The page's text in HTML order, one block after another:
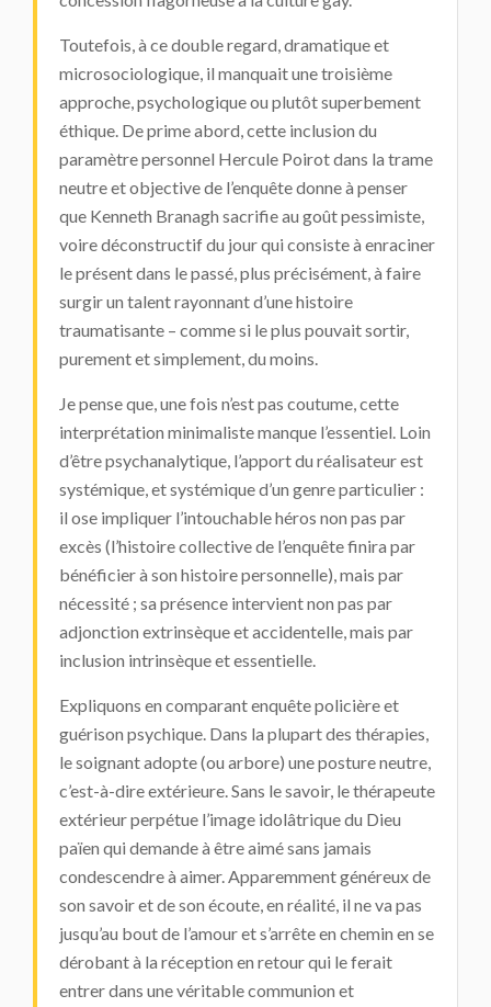
Toutefois, à ce double regard, dramatique et
microsociologique, il manquait une troisième
approche, psychologique ou plutôt superbement
éthique. De prime abord, cette inclusion du
paramètre personnel Hercule Poirot dans la trame
neutre et objective de l’enquête donne à penser
que Kenneth Branagh sacrifie au goût pessimiste,
voire déconstructif du jour qui consiste à enraciner
le présent dans le passé, plus précisément, à faire
surgir un talent rayonnant d’une histoire
traumatisante – comme si le plus pouvait sortir,
purement et simplement, du moins.
Je pense que, une fois n’est pas coutume, cette
interprétation minimaliste manque l’essentiel. Loin
d’être psychanalytique, l’apport du réalisateur est
systémique, et systémique d’un genre particulier :
il ose impliquer l’intouchable héros non pas par
excès (l’histoire collective de l’enquête finira par
bénéficier à son histoire personnelle), mais par
nécessité ; sa présence intervient non pas par
adjonction extrinsèque et accidentelle, mais par
inclusion intrinsèque et essentielle.
Expliquons en comparant enquête policière et
guérison psychique. Dans la plupart des thérapies,
le soignant adopte (ou arbore) une posture neutre,
c’est-à-dire extérieure. Sans le savoir, le thérapeute
extérieur perpétue l’image idolâtrique du Dieu
païen qui demande à être aimé sans jamais
condescendre à aimer. Apparemment généreux de
son savoir et de son écoute, en réalité, il ne va pas
jusqu’au bout de l’amour et s’arrête en chemin en se
dérobant à la réception en retour qui le ferait
entrer dans une véritable communion et